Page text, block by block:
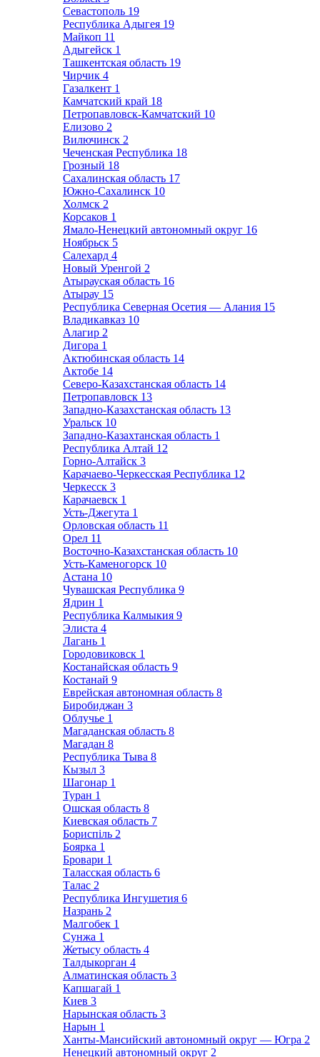
Севастополь 19
Республика Адыгея 19
Майкоп 11
Адыгейск 1
Ташкентская область 19
Чирчик 4
Газалкент 1
Камчатский край 18
Петропавловск-Камчатский 10
Елизово 2
Вилючинск 2
Чеченская Республика 18
Грозный 18
Сахалинская область 17
Южно-Сахалинск 10
Холмск 2
Корсаков 1
Ямало-Ненецкий автономный округ 16
Ноябрьск 5
Салехард 4
Новый Уренгой 2
Атырауская область 16
Атырау 15
Республика Северная Осетия — Алания 15
Владикавказ 10
Алагир 2
Дигора 1
Актюбинская область 14
Актобе 14
Северо-Казахстанская область 14
Петропавловск 13
Западно-Казахстанская область 13
Уральск 10
Западно-Казахтанская область 1
Республика Алтай 12
Горно-Алтайск 3
Карачаево-Черкесская Республика 12
Черкесск 3
Карачаевск 1
Усть-Джегута 1
Орловская область 11
Орел 11
Восточно-Казахстанская область 10
Усть-Каменогорск 10
Астана 10
Чувашская Республика 9
Ядрин 1
Республика Калмыкия 9
Элиста 4
Лагань 1
Городовиковск 1
Костанайская область 9
Костанай 9
Еврейская автономная область 8
Биробиджан 3
Облучье 1
Магаданская область 8
Магадан 8
Республика Тыва 8
Кызыл 3
Шагонар 1
Туран 1
Ошская область 8
Киевская область 7
Бориспіль 2
Боярка 1
Бровари 1
Таласская область 6
Талас 2
Республика Ингушетия 6
Назрань 2
Малгобек 1
Сунжа 1
Жетысу область 4
Талдыкорган 4
Алматинская область 3
Капшагай 1
Киев 3
Нарынская область 3
Нарын 1
Ханты-Мансийский автономный округ — Югра 2
Ненецкий автономный округ 2